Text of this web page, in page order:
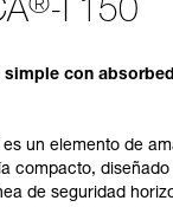
®-I 150
simple con
es un elemento de
compacto, diseñado
de seguridad